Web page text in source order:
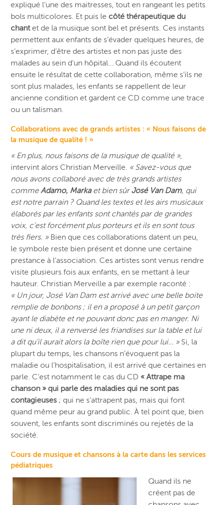
expliqué l’une des maitresses, tout en rangeant les petits
bols multicolores. Et puis lecôté thérapeutique du
chantet de la musique sont bel et présents. Ces instants
permettent aux enfants de s’évader quelques heures, de
s’exprimer, d’être des artistes et non pas juste des
malades au sein d’un hôpital… Quand ils écoutent
ensuite le résultat de cette collaboration, même s’ils ne
sont plus malades, les enfants se rappellent de leur
ancienne condition et gardent ce CD comme une trace
ou un talisman.
Collaborations avec de grands artistes : « Nous faisons de
la musique de qualité ! »
« En plus, nous faisons de la musique de qualité »,
intervint alors Christian Merveille. « Savez-vous que
nous avons collaboré avec de très grands artistes
commeAdamo, Markaet bien sûrJosé Van Dam, qui
est notre parrain ? Quand les textes et les airs musicaux
élaborés par les enfants sont chantés par de grandes
voix, c’est forcément plus porteurs et ils en sont tous
très fiers. » Bien que ces collaborations datent un peu,
le symbole reste bien présent et donne une certaine
prestance à l’association. Ces artistes sont venus rendre
visite plusieurs fois aux enfants, en se mettant à leur
hauteur. Christian Merveille a par exemple raconté :
« Un jour, José Van Dam est arrivé avec une belle boite
remplie de bonbons ; il en a proposé à un petit garçon
ayant le diabète et ne pouvant donc pas en manger. Ni
une ni deux, il a renversé les friandises sur la table et lui
a dit qu’il aurait alors la boîte rien que pour lui… »Si, la
plupart du temps, les chansons n’évoquent pas la
maladie ou l’hospitalisation, il est arrivé que certaines en
parle. C’est notamment le cas du CD « Attrape ma
chanson » qui parle des maladies qui ne sont pas
contagieuses ; qui ne s’attrapent pas, mais qui font
quand même peur au grand public. À tel point que, bien
souvent, les enfants sont discriminés ou rejetés de la
société.
Cours de musique et chansons à la carte dans les services
pédiatriques
Quand ils ne
créent pas de